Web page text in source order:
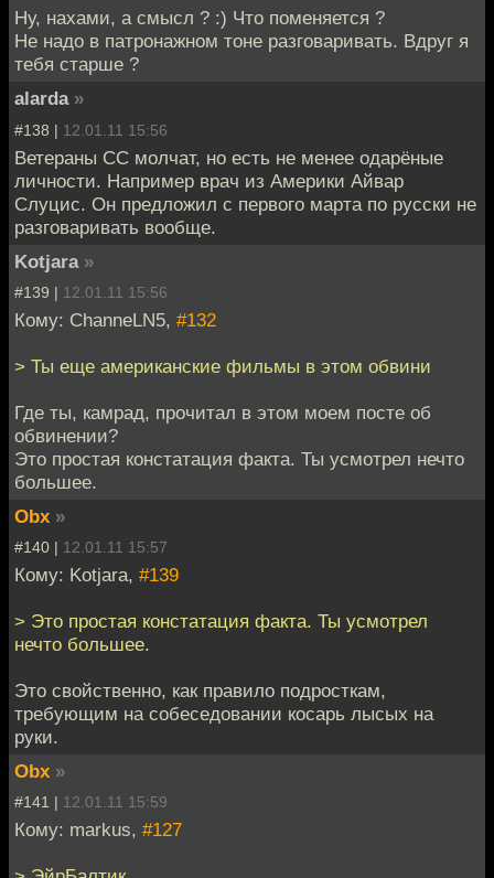
Ну, нахами, а смысл ? :) Что поменяется ?
Не надо в патронажном тоне разговаривать. Вдруг я
тебя старше ?
alarda »
#138 | 12.01.11 15:56
Ветераны СС молчат, но есть не менее одарёные
личности. Например врач из Америки Айвар
Слуцис. Он предложил с первого марта по русски не
разговаривать вообще.
Kotjara »
#139 | 12.01.11 15:56
Кому: ChanneLN5, #132
> Ты еще американские фильмы в этом обвини
Где ты, камрад, прочитал в этом моем посте об
обвинении?
Это простая констатация факта. Ты усмотрел нечто
большее.
Obx »
#140 | 12.01.11 15:57
Кому: Kotjara, #139
> Это простая констатация факта. Ты усмотрел
нечто большее.
Это свойственно, как правило подросткам,
требующим на собеседовании косарь лысых на
руки.
Obx »
#141 | 12.01.11 15:59
Кому: markus, #127